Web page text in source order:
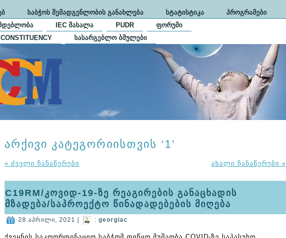
ᲡᲐᲑᲭᲝᲡ ᲨᲔᲛᲐᲓᲒᲔᲜᲚᲝᲑᲘᲡ ᲒᲐᲜᲐᲮᲚᲔᲑᲐ ᲡᲢᲐᲢᲘᲡᲢᲘᲙᲐ
ᲞᲠᲝᲒᲠᲐᲛᲔᲑᲘ
IEC ᲛᲐᲡᲐᲚᲐ PUDR
ᲤᲝᲠᲣᲛᲘ
ᲡᲐᲡᲐᲠᲒᲔᲑᲚᲝ ᲑᲛᲣᲚᲔᲑᲘ
არქივი კატეგორიისთვის ‘1’
« ძველი ჩანაწერები ახალი ჩანაწერები »
C19RM/კოვიდ-19-ზე რეაგირების განაცხადის
მზადება/საპროექტო წინადადებების მიღება
28 აპრილი, 2021 | : georgiac